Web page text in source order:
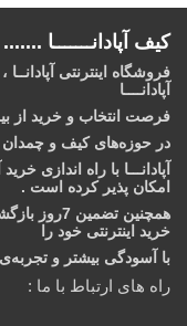
کیف آپادانـــــــا ....... APADANA BAG
فروشگاه اینترنتی
آپادانــــا
فرصت انتخاب و خرید از
در حوزه‌های کیف و
آپادانـــا با راه اندازی
امکان‌ پذیر کرده است .
همچنین
خرید اینترنتی خود را
با آسودگی بیشتر و تجربه‌ی
راه های ارتباط با ما :